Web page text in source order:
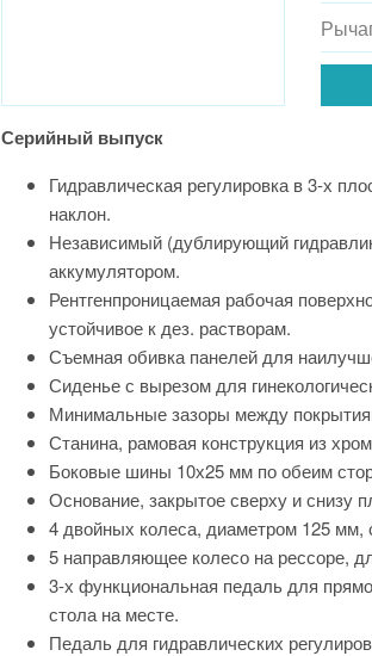
Серийный выпуск
Гидравлическая регулировка в 3-х
наклон.
Независимый (дублирующий
аккумулятором.
Рентгенпроницаемая рабочая
устойчивое к дез. растворам.
Съемная обивка панелей для
Сиденье с вырезом для
Минимальные зазоры между
Станина, рамовая конструкция из
Боковые шины 10х25 мм по обеим
Основание, закрытое сверху и снизу
4 двойных колеса, диаметром 125 мм,
5 направляющее колесо на рессоре,
3-х функциональная педаль для
стола на месте.
Педаль для гидравлических